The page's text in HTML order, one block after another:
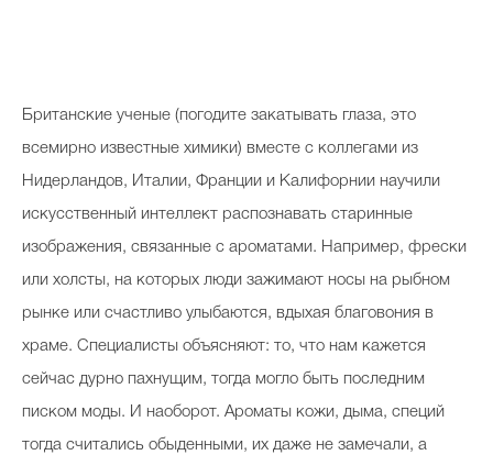
Британские ученые (погодите закатывать глаза, это
всемирно известные химики) вместе с коллегами из
Нидерландов, Италии, Франции и Калифорнии научили
искусственный интеллект распознавать старинные
изображения, связанные с ароматами. Например, фрески
или холсты, на которых люди зажимают носы на рыбном
рынке или счастливо улыбаются, вдыхая благовония в
храме. Специалисты объясняют: то, что нам кажется
сейчас дурно пахнущим, тогда могло быть последним
писком моды. И наоборот. Ароматы кожи, дыма, специй
тогда считались обыденными, их даже не замечали, а